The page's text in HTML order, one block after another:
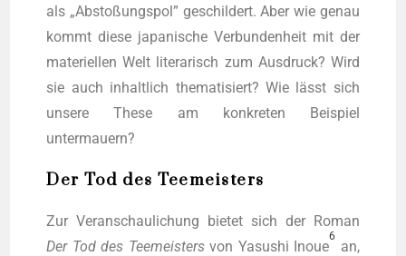
als „Absto­ßungs­pol” geschil­dert. Aber wie genau
kommt die­se japa­ni­sche Ver­bun­den­heit mit der
mate­ri­el­len Welt lite­ra­risch zum Aus­druck? Wird
sie auch inhalt­lich the­ma­ti­siert? Wie lässt sich
unse­re The­se am kon­kre­ten Bei­spiel
untermauern?
Der Tod des Teemeisters
Zur Ver­an­schau­li­chung bie­tet sich der Roman
Der Tod des Tee­meis­tersvon Yasu­shi Inoue
6
an,